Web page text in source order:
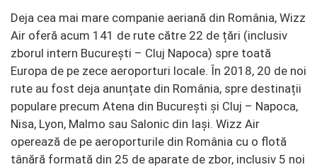
Deja cea mai mare companie aeriană din România, Wizz
Air oferă acum 141 de rute către 22 de țări (inclusiv
zborul intern București – Cluj Napoca) spre toată
Europa de pe zece aeroporturi locale. În 2018, 20 de noi
rute au fost deja anunțate din România, spre destinații
populare precum Atena din București și Cluj – Napoca,
Nisa, Lyon, Malmo sau Salonic din Iași. Wizz Air
operează de pe aeroporturile din România cu o flotă
tânără formată din 25 de aparate de zbor, inclusiv 5 noi